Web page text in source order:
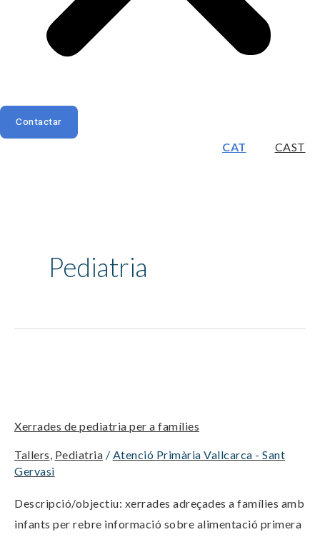
Contactar
CAT CAST
Pediatria
Xerrades de pediatria per a famílies
Tallers, Pediatria / Atenció Primària Vallcarca - Sant
Gervasi
Descripció/objectiu: xerrades adreçades a famílies amb
infants per rebre informació sobre alimentació primera
per
a
famílies